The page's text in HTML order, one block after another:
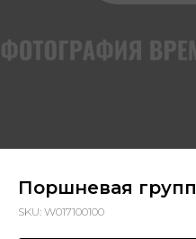
Поршневая
SKU: W017100100